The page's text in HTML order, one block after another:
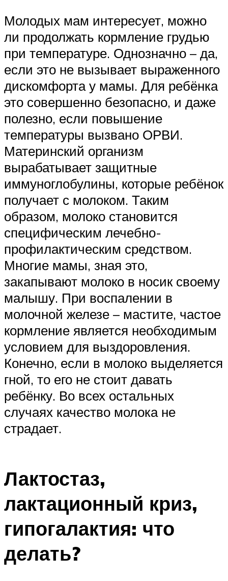
Молодых мам интересует, можно
ли продолжать кормление грудью
при температуре. Однозначно – да,
если это не вызывает выраженного
дискомфорта у мамы. Для ребёнка
это совершенно безопасно, и даже
полезно, если повышение
температуры вызвано ОРВИ.
Материнский организм
вырабатывает защитные
иммуноглобулины, которые ребёнок
получает с молоком. Таким
образом, молоко становится
специфическим лечебно-
профилактическим средством.
Многие мамы, зная это,
закапывают молоко в носик своему
малышу. При воспалении в
молочной железе – мастите, частое
кормление является необходимым
условием для выздоровления.
Конечно, если в молоко выделяется
гной, то его не стоит давать
ребёнку. Во всех остальных
случаях качество молока не
страдает.
Лактостаз,
лактационный криз,
гипогалактия: что
делать?